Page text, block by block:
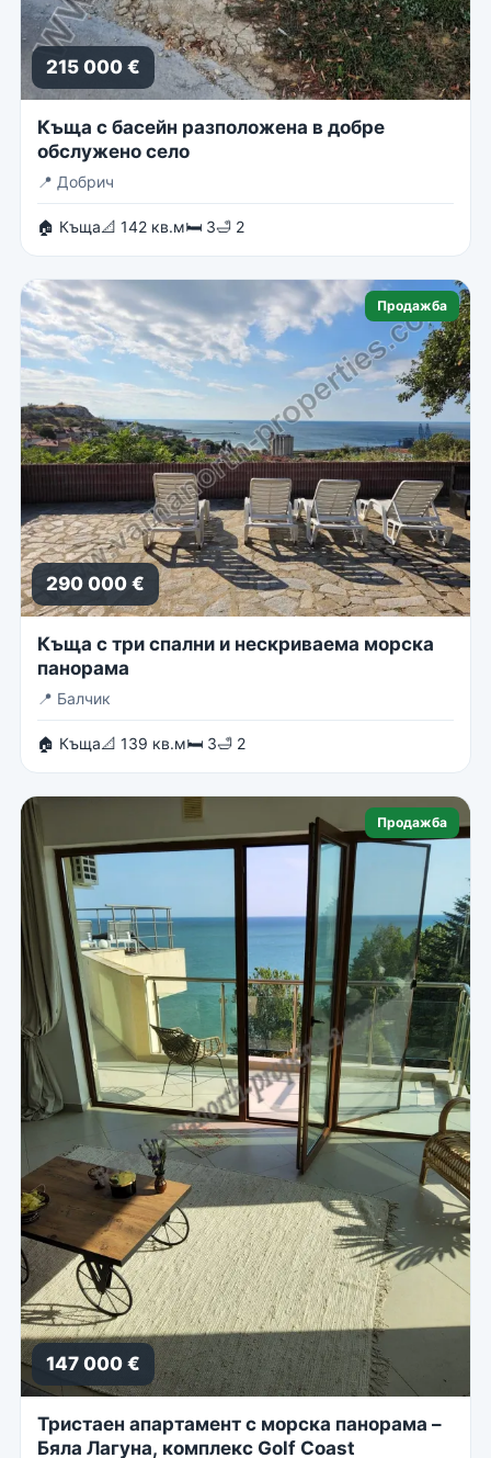
215 000 €
Къща с басейн разположена в добре
обслужено село
📍 Добрич
🏠 Къща📐 142 кв.м🛏 3🛁 2
Продажба
290 000 €
Къща с три спални и нескриваема морска
панорама
📍 Балчик
🏠 Къща📐 139 кв.м🛏 3🛁 2
Продажба
147 000 €
Тристаен апартамент с морска панорама –
Бяла Лагуна, комплекс Golf Coast